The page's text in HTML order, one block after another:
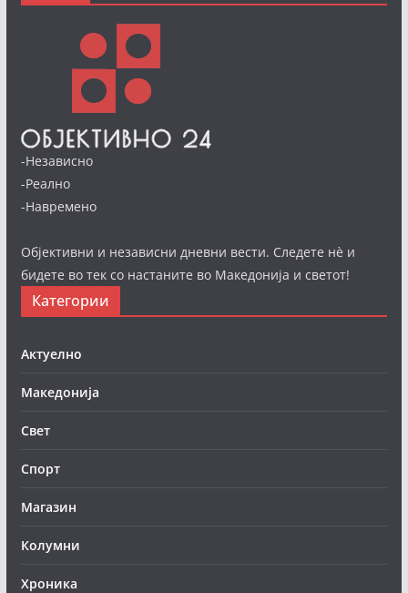
-Независно
-Реално
-Навремено
Објективни и независни дневни вести. Следете нè и
бидете во тек со настаните во Македонија и светот!
Категории
Актуелно
Македонија
Свет
Спорт
Магазин
Колумни
Хроника